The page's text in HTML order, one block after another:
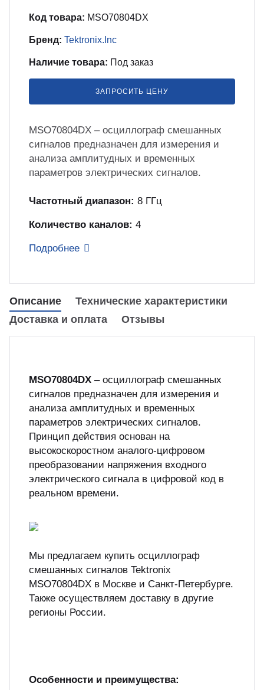
по ТЗ заказчика
оборудования
измерительного оборудования
цикл сборочных работ «под
безопасной и эффективной
Код товара: MSO70804DX
Бренд: Tektronix.Inc
Наличие товара: Под заказ
ЗАПРОСИТЬ ЦЕНУ
MSO70804DX – осциллограф смешанных
сигналов предназначен для измерения и
анализа амплитудных и временных
параметров электрических сигналов.
Частотный диапазон: 8 ГГц
Количество каналов: 4
Подробнее
Описание
Технические характеристики
Доставка и оплата
Отзывы
MSO70804DX – осциллограф смешанных
сигналов предназначен для измерения и
анализа амплитудных и временных
параметров электрических сигналов.
Принцип действия основан на
высокоскоростном аналого-цифровом
преобразовании напряжения входного
электрического сигнала в цифровой код в
реальном времени.
Мы предлагаем купить осциллограф
смешанных сигналов Tektronix
MSO70804DX в Москве и Санкт-Петербурге.
Также осуществляем доставку в другие
регионы России.
Особенности и преимущества: